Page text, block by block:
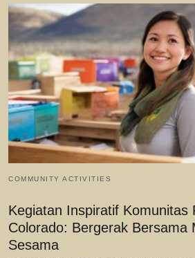
COMMUNITY ACTIVITIES
Kegiatan Inspiratif Komunitas
Colorado: Bergerak Bersama
Sesama